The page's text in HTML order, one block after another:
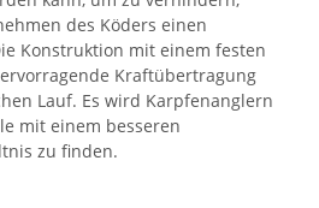
des Köders einen
Konstruktion mit einem festen
Kraftübertragung
Lauf. Es wird Karpfenanglern
mit einem besseren
zu finden.